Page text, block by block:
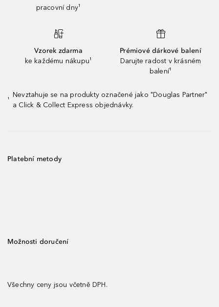
pracovní dny¹
Vzorek zdarma
ke každému nákupu¹
Prémiové dárkové balení
Darujte radost v krásném
balení¹
¹
Nevztahuje se na produkty označené jako "Douglas Partner"
a Click & Collect Express objednávky.
Platební metody
Možnosti doručení
Všechny ceny jsou včetně DPH.